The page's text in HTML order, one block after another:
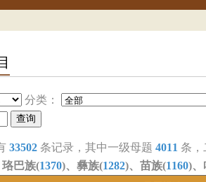
分类：
33502 条记录，其中一级母题 4011 条
珞巴族(1370)、彝族(1282)、苗族(1160)、